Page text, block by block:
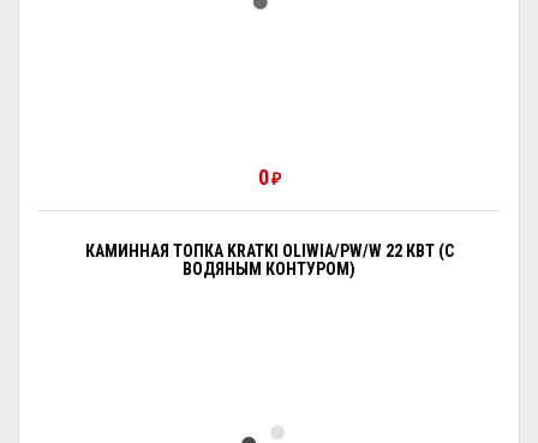
0₽
КАМИННАЯ ТОПКА KRATKI OLIWIA/PW/W 22 КВТ (С
ВОДЯНЫМ КОНТУРОМ)